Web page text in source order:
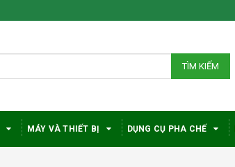
TÌM KIẾM
MÁY VÀ THIẾT BỊ DỤNG CỤ PHA CHẾ